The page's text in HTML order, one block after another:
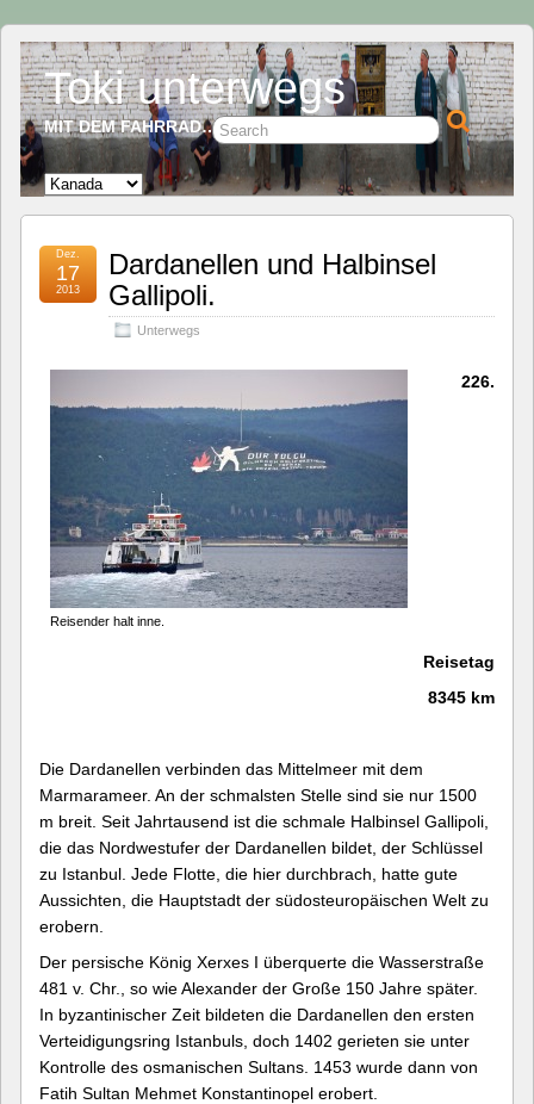
Toki unterwegs
MIT DEM FAHRRAD…
Dardanellen und Halbinsel
Gallipoli.
Unterwegs
Dez.
17
2013
Reisender halt inne.
226.
Reisetag
8345 km
Die Dardanellen verbinden das Mittelmeer mit dem
Marmarameer. An der schmalsten Stelle sind sie nur 1500
m breit. Seit Jahrtausend ist die schmale Halbinsel Gallipoli,
die das Nordwestufer der Dardanellen bildet, der Schlüssel
zu Istanbul. Jede Flotte, die hier durchbrach, hatte gute
Aussichten, die Hauptstadt der südosteuropäischen Welt zu
erobern.
Der persische König Xerxes I überquerte die Wasserstraße
481 v. Chr., so wie Alexander der Große 150 Jahre später.
In byzantinischer Zeit bildeten die Dardanellen den ersten
Verteidigungsring Istanbuls, doch 1402 gerieten sie unter
Kontrolle des osmanischen Sultans. 1453 wurde dann von
Fatih Sultan Mehmet Konstantinopel erobert.